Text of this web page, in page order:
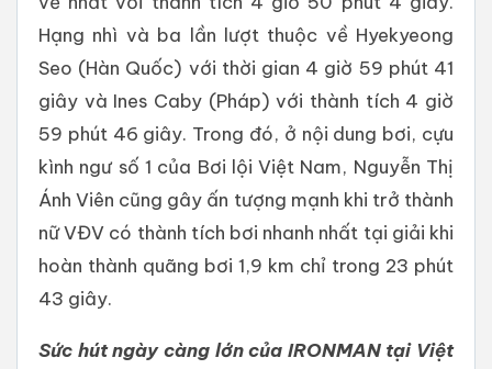
Hạng nhì và ba lần lượt thuộc về Hyekyeong
Seo (Hàn Quốc) với thời gian 4 giờ 59 phút 41
giây và Ines Caby (Pháp) với thành tích 4 giờ
59 phút 46 giây. Trong đó, ở nội dung bơi, cựu
kình ngư số 1 của Bơi lội Việt Nam, Nguyễn Thị
Ánh Viên cũng gây ấn tượng mạnh khi trở thành
nữ VĐV có thành tích bơi nhanh nhất tại giải khi
hoàn thành quãng bơi 1,9 km chỉ trong 23 phút
43 giây.
Sức hút ngày càng lớn của IRONMAN tại Việt